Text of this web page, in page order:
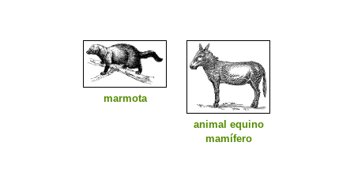
marmota
animal equino
mamífero